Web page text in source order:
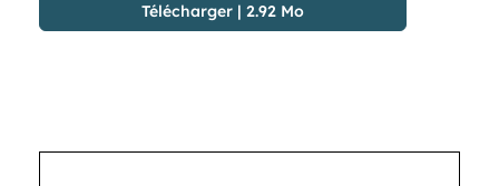
Télécharger | 2.92 Mo